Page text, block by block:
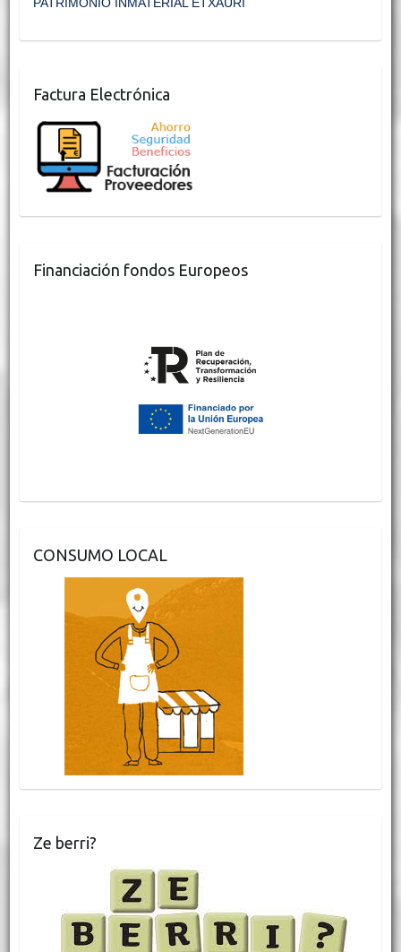
Factura Electrónica
Financiación fondos Europeos
CONSUMO LOCAL
Ze berri?